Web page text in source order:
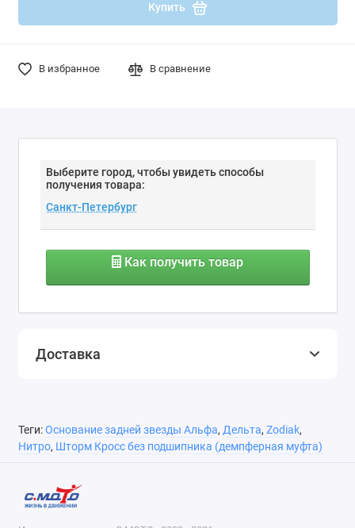
Купить
В избранное В сравнение
Выберите город, чтобы увидеть способы
получения товара:
Как получить товар
Доставка
Теги:Основание задней звезды Альфа, Дельта, Zodiak,
Нитро, Шторм Кросс без подшипника (демпферная муфта)